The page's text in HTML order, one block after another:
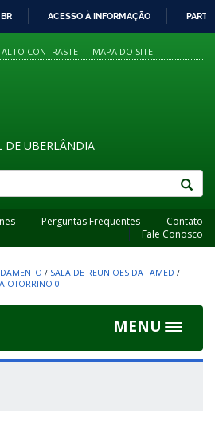
PARA
O
ACESSO À INFORMAÇÃO
ALTO CONTRASTE MAPA DO SITE
DE UBERLÂNDIA
Perguntas Frequentes
Contato
Fale Conosco
/ SALA DE REUNIOES DA FAMED /
OTORRINO 0
MENU
Toggle